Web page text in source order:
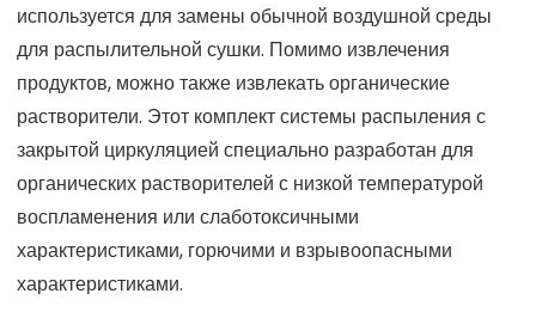
используется для замены обычной воздушной среды
для распылительной сушки. Помимо извлечения
продуктов, можно также извлекать органические
растворители. Этот комплект системы распыления с
закрытой циркуляцией специально разработан для
органических растворителей с низкой температурой
воспламенения или слаботоксичными
характеристиками, горючими и взрывоопасными
характеристиками.